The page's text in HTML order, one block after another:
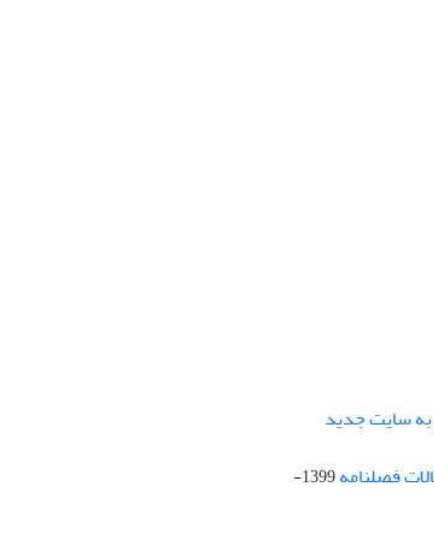
به سایت جدید
فصلنامه
1399-